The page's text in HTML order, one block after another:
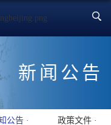
新闻公告
公告 · 政策文件 ·